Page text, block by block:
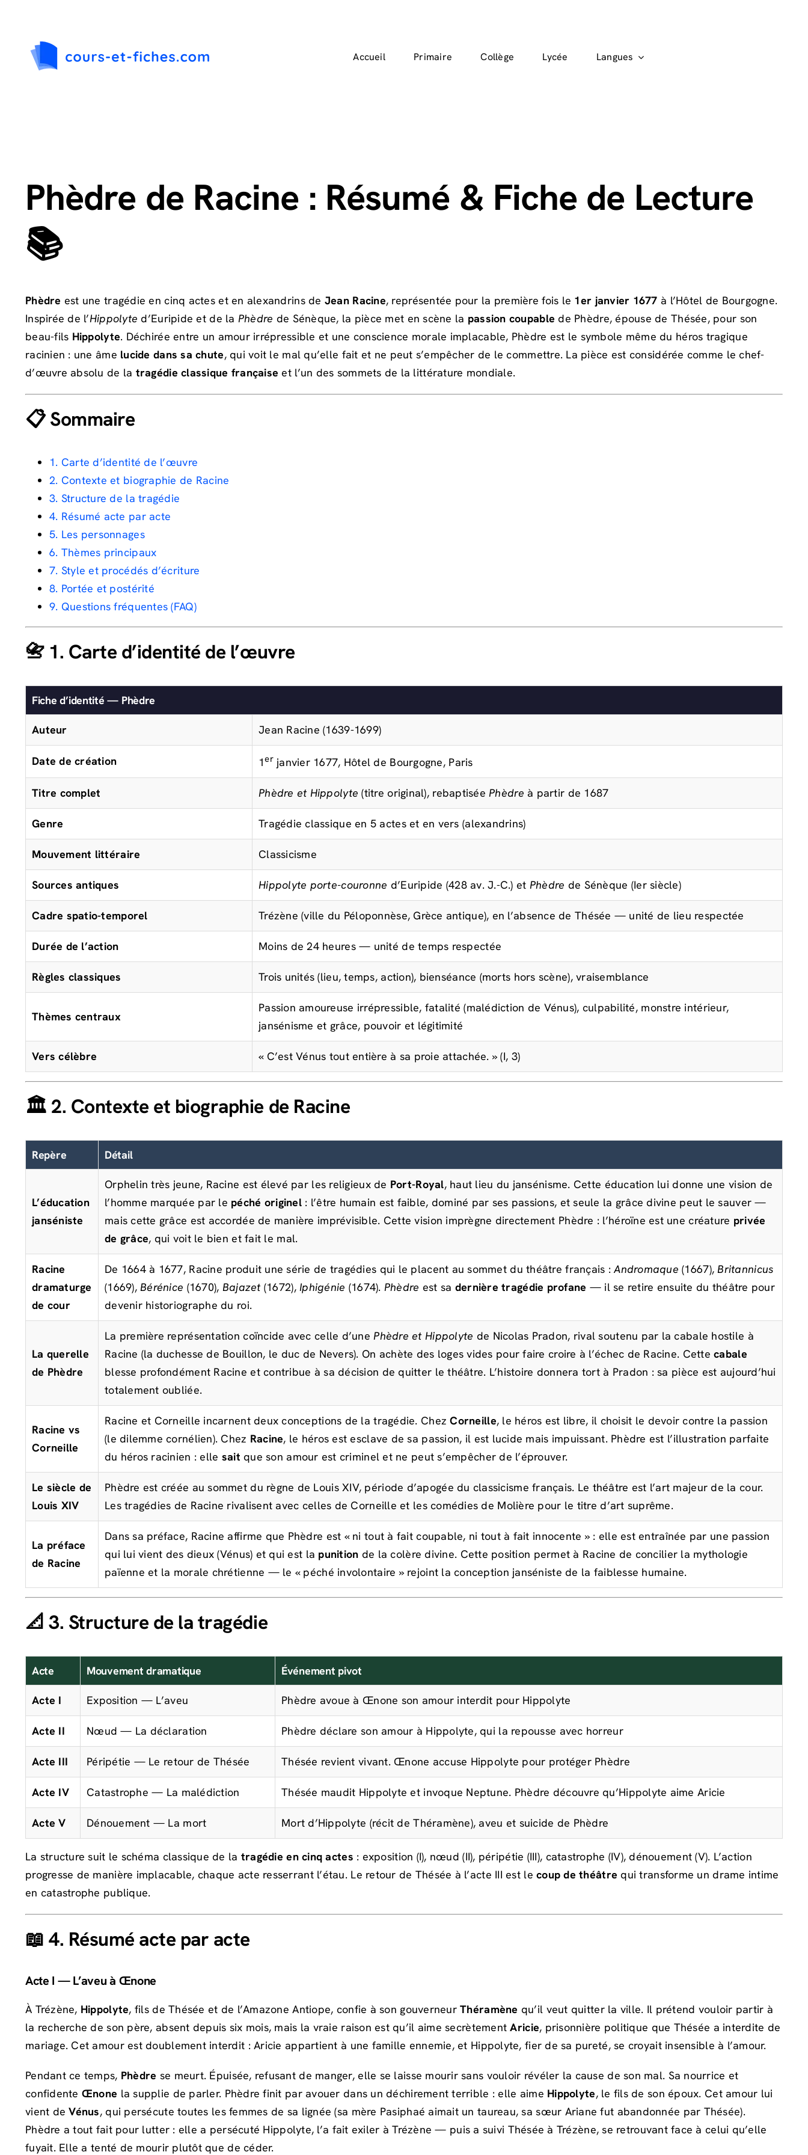
contenu
Accueil Primaire Collège Lycée Langues
Phèdre de Racine : Résumé & Fiche de Lecture
📚
Phèdre est une tragédie en cinq actes et en alexandrins de Jean Racine, représentée pour la première fois le 1er janvier 1677 à l’Hôtel de Bourgogne.
Inspirée de l’Hippolyte d’Euripide et de la Phèdre de Sénèque, la pièce met en scène la passion coupable de Phèdre, épouse de Thésée, pour son
beau-fils Hippolyte. Déchirée entre un amour irrépressible et une conscience morale implacable, Phèdre est le symbole même du héros tragique
racinien : une âme lucide dans sa chute, qui voit le mal qu’elle fait et ne peut s’empêcher de le commettre. La pièce est considérée comme le chef-
d’œuvre absolu de la tragédie classique française et l’un des sommets de la littérature mondiale.
📋 Sommaire
1. Carte d’identité de l’œuvre
2. Contexte et biographie de Racine
3. Structure de la tragédie
4. Résumé acte par acte
5. Les personnages
6. Thèmes principaux
7. Style et procédés d’écriture
8. Portée et postérité
9. Questions fréquentes (FAQ)
📇 1. Carte d’identité de l’œuvre
Fiche d’identité — Phèdre
Auteur Jean Racine (1639-1699)
Date de création 1erjanvier 1677, Hôtel de Bourgogne, Paris
Titre complet Phèdre et Hippolyte (titre original), rebaptiséePhèdre à partir de 1687
Genre Tragédie classique en 5 actes et en vers (alexandrins)
Mouvement littéraire Classicisme
Sources antiques Hippolyte porte-couronne d’Euripide (428 av. J.-C.) et Phèdre de Sénèque (Ier siècle)
Cadre spatio-temporel Trézène (ville du Péloponnèse, Grèce antique), en l’absence de Thésée — unité de lieu respectée
Durée de l’action Moins de 24 heures — unité de temps respectée
Règles classiques Trois unités (lieu, temps, action), bienséance (morts hors scène), vraisemblance
Thèmes centraux
Passion amoureuse irrépressible, fatalité (malédiction de Vénus), culpabilité, monstre intérieur,
jansénisme et grâce, pouvoir et légitimité
Vers célèbre « C’est Vénus tout entière à sa proie attachée. » (I, 3)
🏛️ 2. Contexte et biographie de Racine
Repère Détail
L’éducation
janséniste
Orphelin très jeune, Racine est élevé par les religieux de Port-Royal, haut lieu du jansénisme. Cette éducation lui donne une vision de
l’homme marquée par le péché originel: l’être humain est faible, dominé par ses passions, et seule la grâce divine peut le sauver —
mais cette grâce est accordée de manière imprévisible. Cette vision imprègne directement Phèdre : l’héroïne est une créature privée
de grâce, qui voit le bien et fait le mal.
Racine
dramaturge
de cour
De 1664 à 1677, Racine produit une série de tragédies qui le placent au sommet du théâtre français :Andromaque (1667),Britannicus
(1669),Bérénice (1670), Bajazet(1672),Iphigénie (1674). Phèdre est sa dernière tragédie profane — il se retire ensuite du théâtre pour
devenir historiographe du roi.
La querelle
de Phèdre
La première représentation coïncide avec celle d’unePhèdre et Hippolyte de Nicolas Pradon, rival soutenu par la cabale hostile à
Racine (la duchesse de Bouillon, le duc de Nevers). On achète des loges vides pour faire croire à l’échec de Racine. Cettecabale
blesse profondément Racine et contribue à sa décision de quitter le théâtre. L’histoire donnera tort à Pradon : sa pièce est aujourd’hui
totalement oubliée.
Racine vs
Corneille
Racine et Corneille incarnent deux conceptions de la tragédie. ChezCorneille, le héros est libre, il choisit le devoir contre la passion
(le dilemme cornélien). Chez Racine, le héros est esclave de sa passion, il est lucide mais impuissant. Phèdre est l’illustration parfaite
du héros racinien : elle sait que son amour est criminel et ne peut s’empêcher de l’éprouver.
Le siècle de
Louis XIV
Phèdre est créée au sommet du règne de Louis XIV, période d’apogée du classicisme français. Le théâtre est l’art majeur de la cour.
Les tragédies de Racine rivalisent avec celles de Corneille et les comédies de Molière pour le titre d’art suprême.
La préface
de Racine
Dans sa préface, Racine affirme que Phèdre est « ni tout à fait coupable, ni tout à fait innocente » : elle est entraînée par une passion
qui lui vient des dieux (Vénus) et qui est la punition de la colère divine. Cette position permet à Racine de concilier la mythologie
païenne et la morale chrétienne — le « péché involontaire » rejoint la conception janséniste de la faiblesse humaine.
📐 3. Structure de la tragédie
Acte Mouvement dramatique Événement pivot
Acte I Exposition — L’aveu Phèdre avoue à Œnone son amour interdit pour Hippolyte
Acte II Nœud — La déclaration Phèdre déclare son amour à Hippolyte, qui la repousse avec horreur
Acte III Péripétie — Le retour de Thésée Thésée revient vivant. Œnone accuse Hippolyte pour protéger Phèdre
Acte IV Catastrophe — La malédiction Thésée maudit Hippolyte et invoque Neptune. Phèdre découvre qu’Hippolyte aime Aricie
Acte V Dénouement — La mort Mort d’Hippolyte (récit de Théramène), aveu et suicide de Phèdre
La structure suit le schéma classique de la tragédie en cinq actes : exposition (I), nœud (II), péripétie (III), catastrophe (IV), dénouement (V). L’action
progresse de manière implacable, chaque acte resserrant l’étau. Le retour de Thésée à l’acte III est lecoup de théâtre qui transforme un drame intime
en catastrophe publique.
📖 4. Résumé acte par acte
Acte I — L’aveu à Œnone
À Trézène, Hippolyte, fils de Thésée et de l’Amazone Antiope, confie à son gouverneurThéramène qu’il veut quitter la ville. Il prétend vouloir partir à
la recherche de son père, absent depuis six mois, mais la vraie raison est qu’il aime secrètementAricie, prisonnière politique que Thésée a interdite de
mariage. Cet amour est doublement interdit : Aricie appartient à une famille ennemie, et Hippolyte, fier de sa pureté, se croyait insensible à l’amour.
Pendant ce temps, Phèdre se meurt. Épuisée, refusant de manger, elle se laisse mourir sans vouloir révéler la cause de son mal. Sa nourrice et
confidente Œnone la supplie de parler. Phèdre finit par avouer dans un déchirement terrible : elle aime Hippolyte, le fils de son époux. Cet amour lui
vient deVénus, qui persécute toutes les femmes de sa lignée (sa mère Pasiphaé aimait un taureau, sa sœur Ariane fut abandonnée par Thésée).
Phèdre a tout fait pour lutter : elle a persécuté Hippolyte, l’a fait exiler à Trézène — puis a suivi Thésée à Trézène, se retrouvant face à celui qu’elle
fuyait. Elle a tenté de mourir plutôt que de céder.